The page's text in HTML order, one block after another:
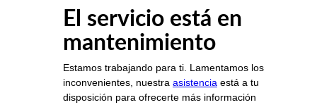
El servicio está en
mantenimiento
Estamos trabajando para ti. Lamentamos los
inconvenientes, nuestra asistencia está a tu
disposición para ofrecerte más información